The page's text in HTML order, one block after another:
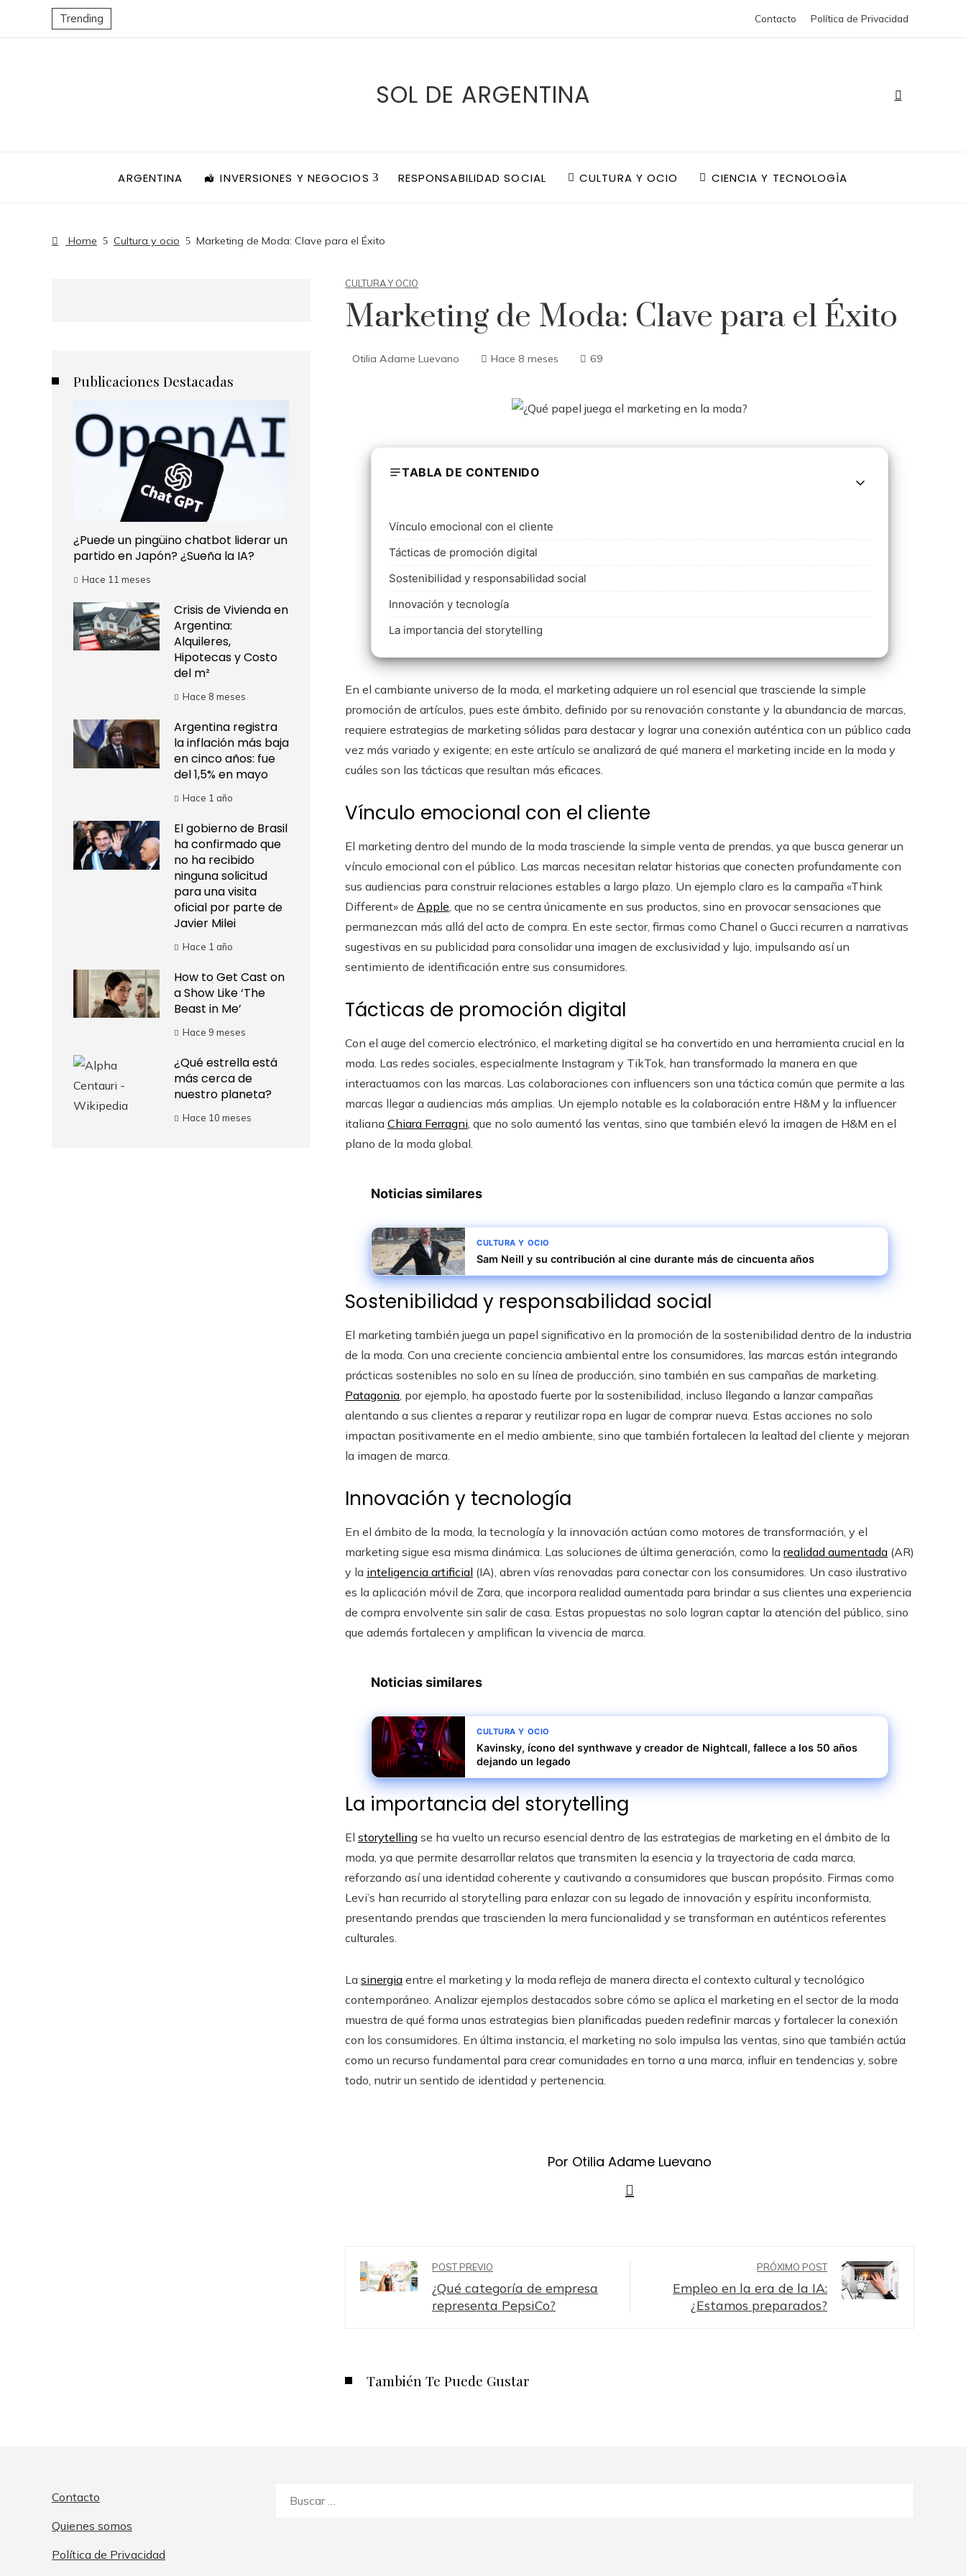
Trending Contacto Política de Privacidad
SOL DE ARGENTINA
ARGENTINA INVERSIONES Y NEGOCIOS RESPONSABILIDAD SOCIAL CULTURA Y OCIO CIENCIA Y TECNOLOGÍA
Home Cultura y ocio Marketing de Moda: Clave para el Éxito
CULTURA Y OCIO
Marketing de Moda: Clave para el Éxito
Otilia Adame Luevano Hace 8 meses 69
TABLA DE CONTENIDO
Vínculo emocional con el cliente
Tácticas de promoción digital
Sostenibilidad y responsabilidad social
Innovación y tecnología
La importancia del storytelling
En el cambiante universo de la moda, el marketing adquiere un rol esencial que trasciende la simple
promoción de artículos, pues este ámbito, definido por su renovación constante y la abundancia de marcas,
requiere estrategias de marketing sólidas para destacar y lograr una conexión auténtica con un público cada
vez más variado y exigente; en este artículo se analizará de qué manera el marketing incide en la moda y
cuáles son las tácticas que resultan más eficaces.
Vínculo emocional con el cliente
El marketing dentro del mundo de la moda trasciende la simple venta de prendas, ya que busca generar un
vínculo emocional con el público. Las marcas necesitan relatar historias que conecten profundamente con
sus audiencias para construir relaciones estables a largo plazo. Un ejemplo claro es la campaña «Think
Different» de Apple, que no se centra únicamente en sus productos, sino en provocar sensaciones que
permanezcan más allá del acto de compra. En este sector, firmas como Chanel o Gucci recurren a narrativas
sugestivas en su publicidad para consolidar una imagen de exclusividad y lujo, impulsando así un
sentimiento de identificación entre sus consumidores.
Tácticas de promoción digital
Con el auge del comercio electrónico, el marketing digital se ha convertido en una herramienta crucial en la
moda. Las redes sociales, especialmente Instagram y TikTok, han transformado la manera en que
interactuamos con las marcas. Las colaboraciones con influencers son una táctica común que permite a las
marcas llegar a audiencias más amplias. Un ejemplo notable es la colaboración entre H&M y la influencer
italiana Chiara Ferragni, que no solo aumentó las ventas, sino que también elevó la imagen de H&M en el
plano de la moda global.
Noticias similares
CULTURA Y OCIO
Sam Neill y su contribución al cine durante más de cincuenta años
Sostenibilidad y responsabilidad social
El marketing también juega un papel significativo en la promoción de la sostenibilidad dentro de la industria
de la moda. Con una creciente conciencia ambiental entre los consumidores, las marcas están integrando
prácticas sostenibles no solo en su línea de producción, sino también en sus campañas de marketing.
Patagonia, por ejemplo, ha apostado fuerte por la sostenibilidad, incluso llegando a lanzar campañas
alentando a sus clientes a reparar y reutilizar ropa en lugar de comprar nueva. Estas acciones no solo
impactan positivamente en el medio ambiente, sino que también fortalecen la lealtad del cliente y mejoran
la imagen de marca.
Innovación y tecnología
En el ámbito de la moda, la tecnología y la innovación actúan como motores de transformación, y el
marketing sigue esa misma dinámica. Las soluciones de última generación, como la realidad aumentada (AR)
y la inteligencia artificial (IA), abren vías renovadas para conectar con los consumidores. Un caso ilustrativo
es la aplicación móvil de Zara, que incorpora realidad aumentada para brindar a sus clientes una experiencia
de compra envolvente sin salir de casa. Estas propuestas no solo logran captar la atención del público, sino
que además fortalecen y amplifican la vivencia de marca.
Noticias similares
CULTURA Y OCIO
Kavinsky, ícono del synthwave y creador de Nightcall, fallece a los 50 años
dejando un legado
La importancia del storytelling
El storytelling se ha vuelto un recurso esencial dentro de las estrategias de marketing en el ámbito de la
moda, ya que permite desarrollar relatos que transmiten la esencia y la trayectoria de cada marca,
reforzando así una identidad coherente y cautivando a consumidores que buscan propósito. Firmas como
Levi’s han recurrido al storytelling para enlazar con su legado de innovación y espíritu inconformista,
presentando prendas que trascienden la mera funcionalidad y se transforman en auténticos referentes
culturales.
La sinergia entre el marketing y la moda refleja de manera directa el contexto cultural y tecnológico
contemporáneo. Analizar ejemplos destacados sobre cómo se aplica el marketing en el sector de la moda
muestra de qué forma unas estrategias bien planificadas pueden redefinir marcas y fortalecer la conexión
con los consumidores. En última instancia, el marketing no solo impulsa las ventas, sino que también actúa
como un recurso fundamental para crear comunidades en torno a una marca, influir en tendencias y, sobre
todo, nutrir un sentido de identidad y pertenencia.
Por Otilia Adame Luevano
POST PREVIO
¿Qué categoría de empresa
representa PepsiCo?
PRÓXIMO POST
Empleo en la era de la IA:
¿Estamos preparados?
También Te Puede Gustar
Publicaciones Destacadas
¿Puede un pingüino chatbot liderar un
partido en Japón? ¿Sueña la IA?
Hace 11 meses
Crisis de Vivienda en
Argentina:
Alquileres,
Hipotecas y Costo
del m²
Hace 8 meses
Argentina registra
la inflación más baja
en cinco años: fue
del 1,5% en mayo
Hace 1 año
El gobierno de Brasil
ha confirmado que
no ha recibido
ninguna solicitud
para una visita
oficial por parte de
Javier Milei
Hace 1 año
How to Get Cast on
a Show Like ‘The
Beast in Me’
Hace 9 meses
¿Qué estrella está
más cerca de
nuestro planeta?
Hace 10 meses
Contacto
Quienes somos
Política de Privacidad